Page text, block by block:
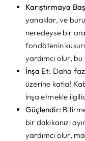
Karıştırmaya
yanaklar, ve
neredeyse bir
fondötenin
yardımcı olur,
İnşa Et: Daha
üzerine katla!
inşa etmekle
Güçlendir:
bir dakikanızı
yardımcı olur,